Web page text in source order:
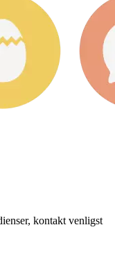
kontakt venligst